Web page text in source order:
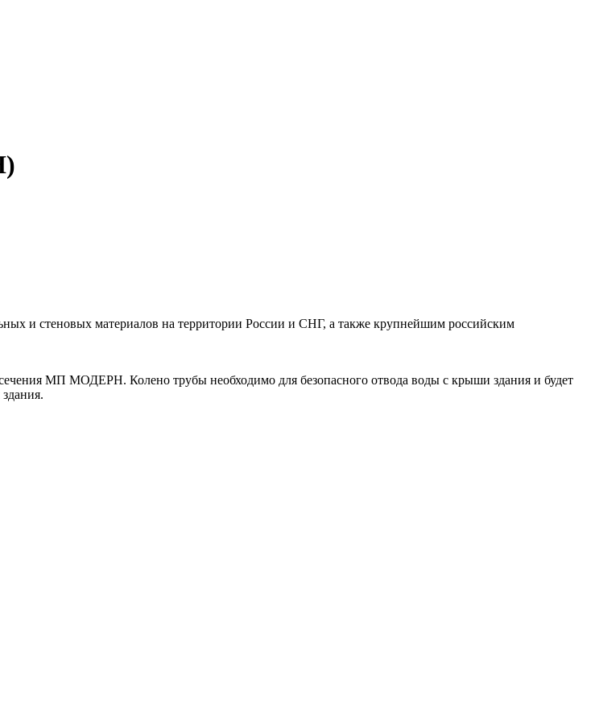
и стеновых материалов на территории России и СНГ, а также крупнейшим российским
сечения МП МОДЕРН. Колено трубы необходимо для безопасного отвода воды с крыши здания и будет